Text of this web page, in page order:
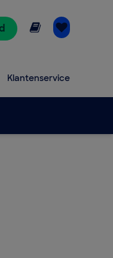
Online lezen
Klantenservice